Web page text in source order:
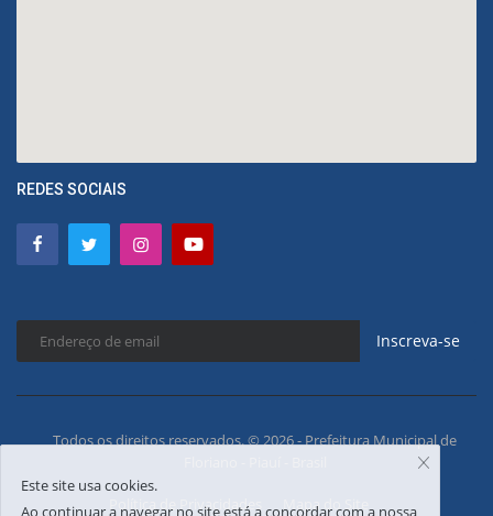
REDES SOCIAIS
Inscreva-se
Todos os direitos reservados. © 2026 - Prefeitura Municipal de
Política de Privacidades Mapa do Site
Este site usa cookies.
Ao continuar a navegar no site está a concordar com a nossa